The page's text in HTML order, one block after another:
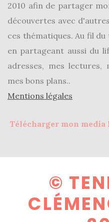
2010 afin de partager
découvertes avec
ces thématiques. Au fil
en partageant aussi du
adresses, mes
mes bons plans..
Mentions légales
Télécharger mon
©